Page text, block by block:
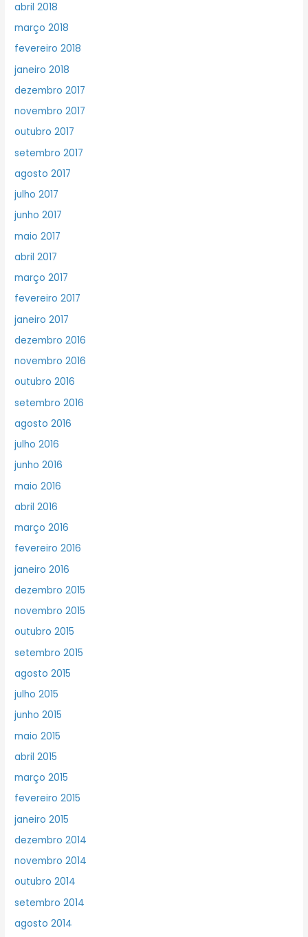
abril 2018
março 2018
fevereiro 2018
janeiro 2018
dezembro 2017
novembro 2017
outubro 2017
setembro 2017
agosto 2017
julho 2017
junho 2017
maio 2017
abril 2017
março 2017
fevereiro 2017
janeiro 2017
dezembro 2016
novembro 2016
outubro 2016
setembro 2016
agosto 2016
julho 2016
junho 2016
maio 2016
abril 2016
março 2016
fevereiro 2016
janeiro 2016
dezembro 2015
novembro 2015
outubro 2015
setembro 2015
agosto 2015
julho 2015
junho 2015
maio 2015
abril 2015
março 2015
fevereiro 2015
janeiro 2015
dezembro 2014
novembro 2014
outubro 2014
setembro 2014
agosto 2014